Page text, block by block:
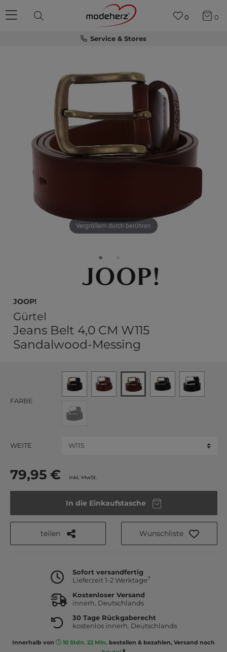
Service & Stores
0 0
Vergrößern durch berühren
JOOP!
Gürtel
Jeans Belt 4,0 CM W115
Sandalwood-Messing
FARBE
WEITE
79,95 € inkl. MwSt.
In die Einkaufstasche
teilen Wunschliste
Sofort versandfertig
Lieferzeit 1-2 Werktage7
Kostenloser Versand
innerh. Deutschlands
30 Tage Rückgaberecht
kostenlos innerh. Deutschlands
Innerhalb von 10 Stdn. 22 Min. bestellen & bezahlen, Versand noch
8